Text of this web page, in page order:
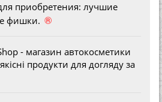
приобретения: лучшие
фишки. ®
- магазин автокосметики
продукти для догляду за